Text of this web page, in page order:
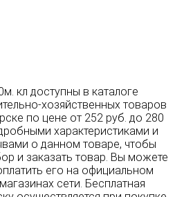
кл доступны в каталоге
хозяйственных товаров
по цене от 252 руб. до 280
характеристиками и
о данном товаре, чтобы
и заказать товар. Вы можете
его на официальном
сети. Бесплатная